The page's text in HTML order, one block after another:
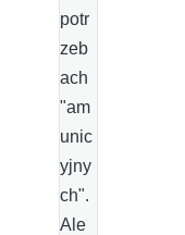
potr
zeb
ach
"am
unic
yjny
ch".
Ale